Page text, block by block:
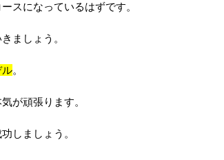
スになっているはずです。
ましょう。
ル。
が頑張ります。
しましょう。